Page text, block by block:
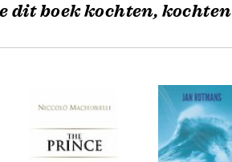
dit boek kochten, kochten